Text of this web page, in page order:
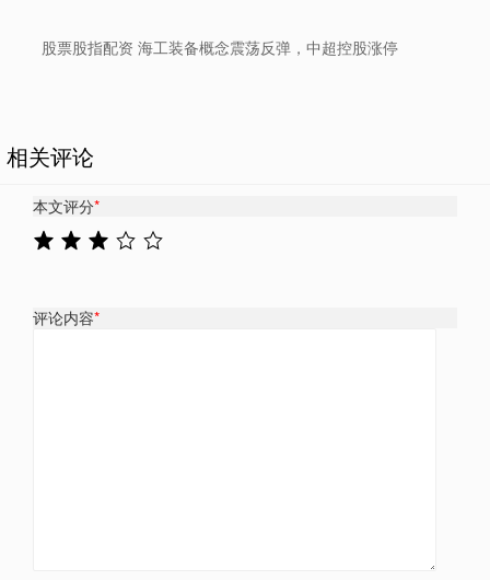
股票股指配资 海工装备概念震荡反弹，中超控股涨停
相关评论
本文评分*
评论内容*